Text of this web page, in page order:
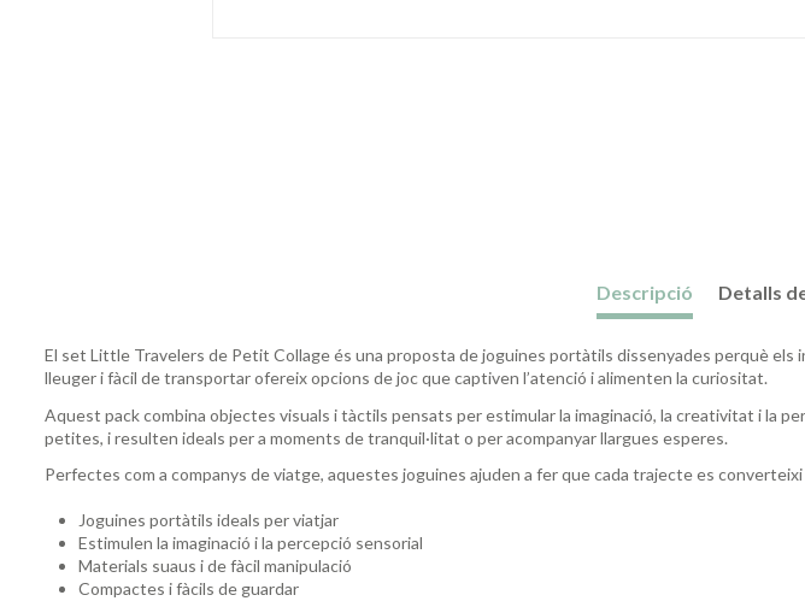
Descripció Detalls
El set Little Travelers de Petit Collage és una proposta de joguines portàtils dissenyades perquè
lleuger i fàcil de transportar ofereix opcions de joc que captiven l’atenció i alimenten la curiositat.
Aquest pack combina objectes visuals i tàctils pensats per estimular la imaginació, la creativitat i la
petites, i resulten ideals per a moments de tranquil·litat o per acompanyar llargues esperes.
Perfectes com a companys de viatge, aquestes joguines ajuden a fer que cada trajecte es
Joguines portàtils ideals per viatjar
Estimulen la imaginació i la percepció sensorial
Materials suaus i de fàcil manipulació
Compactes i fàcils de guardar